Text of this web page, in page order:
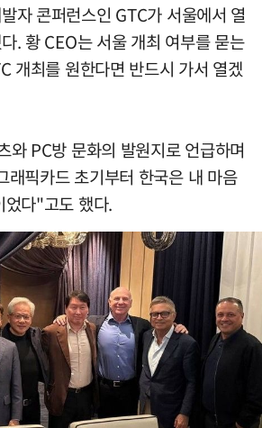
자 콘퍼런스인 GTC가 서울에서 열
. 황 CEO는 서울 개최 여부를 묻는
개최를 원한다면 반드시 가서 열겠
와 PC방 문화의 발원지로 언급하며
래픽카드 초기부터 한국은 내 마음
었다"고도 했다.